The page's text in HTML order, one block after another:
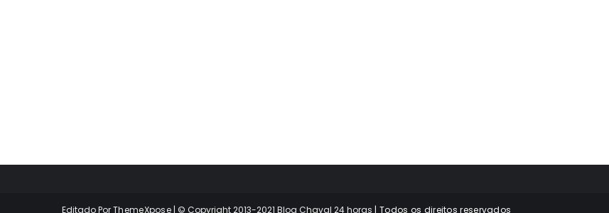
Editado PorThemeXpose | © Copyright 2013-2021 Blog Chaval 24 horas | Todos os direitos reservados